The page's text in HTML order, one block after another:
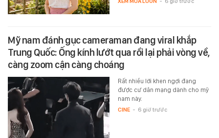
Mỹ nam đánh gục cameraman đang viral khắp
Trung Quốc: Ống kính lướt qua rồi lại phải vòng về,
càng zoom cận càng choáng
Rất nhiều lời khen ngợi đang
được cư dân mạng dành cho mỹ
nam này.
CINE - 6 giờ trước